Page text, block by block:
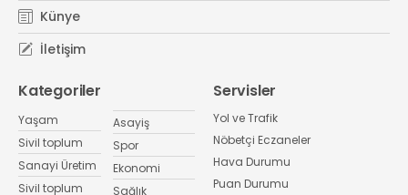
Künye
İletişim
Kategoriler
Yaşam
Sivil toplum
Sanayi Üretim
Sivil toplum
Asayiş
Spor
Ekonomi
Sağlık
Servisler
Yol ve Trafik
Nöbetçi Eczaneler
Hava Durumu
Puan Durumu